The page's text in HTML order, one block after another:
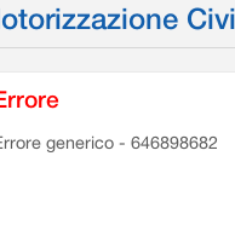
generico - 646898682